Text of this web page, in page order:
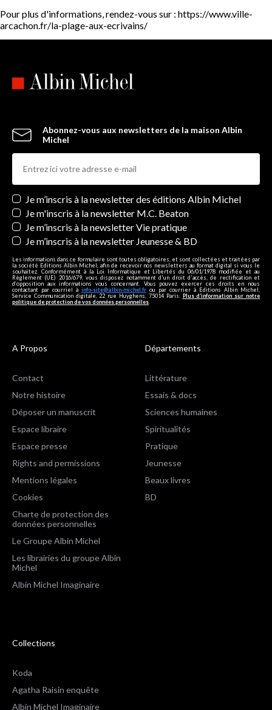
Pour plus d'informations, rendez-vous sur : https://www.ville-
arcachon.fr/la-plage-aux-ecrivains/
Abonnez-vous aux newsletters de la maison Albin
Michel
Newsletters
Je m’inscris à la newsletter des éditions Albin Michel
Je m'inscris à la newsletter M.C. Beaton
Je m’inscris à la newsletter Vie pratique
Je m’inscris à la newsletter Jeunesse & BD
Les informations dans ce formulaire sont toutes obligatoires, et sont collectées et traitées par
la société Editions Albin Michel, afin de recevoir nos newsletters au format digital si vous le
souhaitez. Conformément à la Loi Informatique et Libertés du 06/01/1978 modifiée et au
Règlement (UE) 2016/679, vous disposez notamment d'un droit d'accès, de rectification et
d’opposition aux informations vous concernant. Vous pouvez exercer ces droits en nous
contactant par courriel à info-site@albin-michel.fr ou par courrier à Editions Albin Michel,
Service Communication digitale, 22 rue Huyghens, 75014 Paris. Plus d’information sur notre
politique de protection de vos données personnelles
A Propos
Contact
Notre histoire
Déposer un manuscrit
Espace libraire
Espace presse
Rights and permissions
Mentions légales
Cookies
Charte de protection des
données personnelles
Le Groupe Albin Michel
Les librairies du groupe Albin
Michel
Albin Michel Imaginaire
Départements
Littérature
Essais & docs
Sciences humaines
Spiritualités
Pratique
Jeunesse
Beaux livres
BD
Collections
Koda
Agatha Raisin enquête
Albin Michel Imaginaire